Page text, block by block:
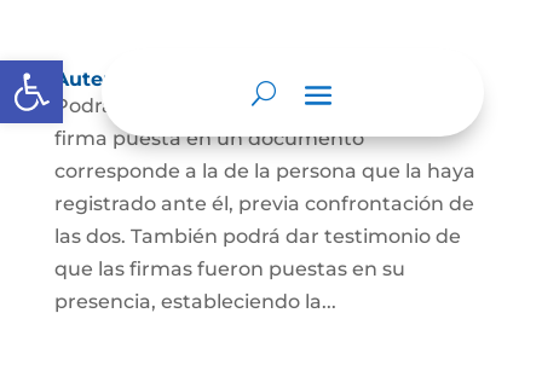
Abrir barra de herramientas
Autenticación de Firma
Podrá dar testimonio escrito de que la
firma puesta en un documento
corresponde a la de la persona que la haya
registrado ante él, previa confrontación de
las dos. También podrá dar testimonio de
que las firmas fueron puestas en su
presencia, estableciendo la...